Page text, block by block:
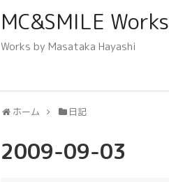
MC&SMILE Works
Works by Masataka Hayashi
ホーム 日記
2009-09-03